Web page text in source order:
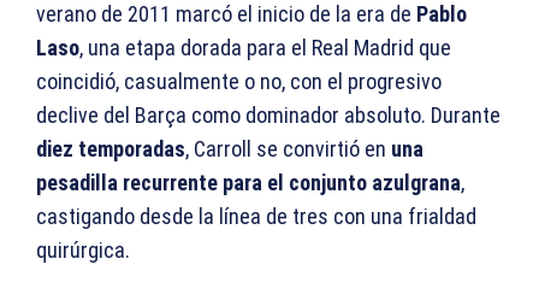
verano de 2011 marcó el inicio de la era de Pablo
Laso, una etapa dorada para el Real Madrid que
coincidió, casualmente o no, con el progresivo
declive del Barça como dominador absoluto. Durante
diez temporadas, Carroll se convirtió en una
pesadilla recurrente para el conjunto azulgrana,
castigando desde la línea de tres con una frialdad
quirúrgica.